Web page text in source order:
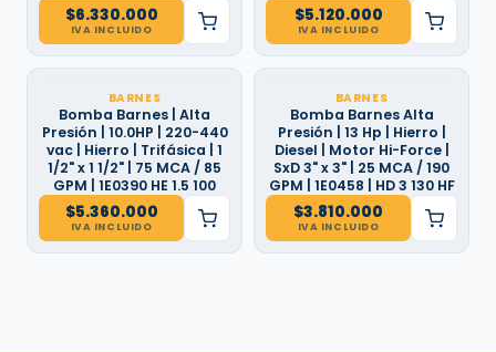
$6.330.000
IVA INCLUIDO
$5.120.000
IVA INCLUIDO
BARNES
Bomba Barnes | Alta
Presión | 10.0HP | 220-440
vac | Hierro | Trifásica | 1
1/2" x 1 1/2" | 75 MCA / 85
GPM | 1E0390 HE 1.5 100
$5.360.000
IVA INCLUIDO
BARNES
Bomba Barnes Alta
Presión | 13 Hp | Hierro |
Diesel | Motor Hi-Force |
SxD 3" x 3" | 25 MCA / 190
GPM | 1E0458 | HD 3 130 HF
$3.810.000
IVA INCLUIDO